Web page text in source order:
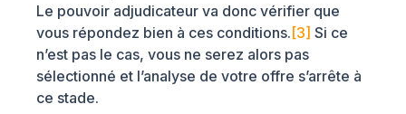
Le pouvoir adjudicateur va donc vérifier que
vous répondez bien à ces conditions.[3] Si ce
n’est pas le cas, vous ne serez alors pas
sélectionné et l’analyse de votre offre s’arrête à
ce stade.